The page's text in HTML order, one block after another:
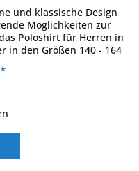
und klassische Design
Möglichkeiten zur
Poloshirt für Herren in
in den Größen 140 - 164